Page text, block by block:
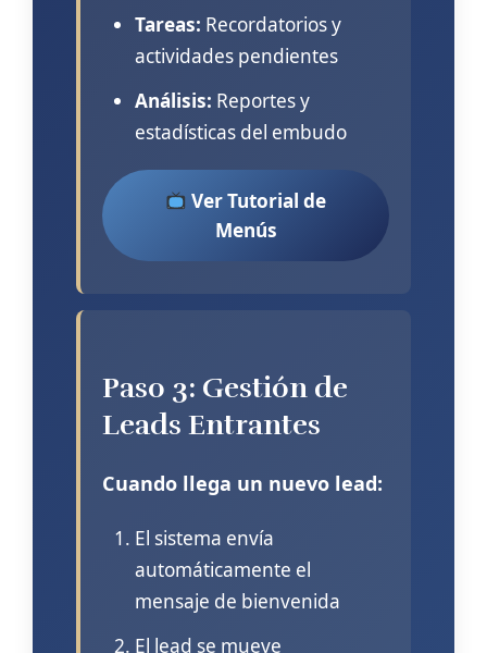
Tareas: Recordatorios y
actividades pendientes
Análisis: Reportes y
estadísticas del embudo
Ver Tutorial de
Menús
Paso 3: Gestión de
Leads Entrantes
Cuando llega un nuevo lead:
El sistema envía
automáticamente el
mensaje de bienvenida
El lead se mueve